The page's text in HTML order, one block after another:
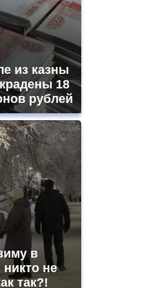
из казны
18
рублей
в
никто не
так?!